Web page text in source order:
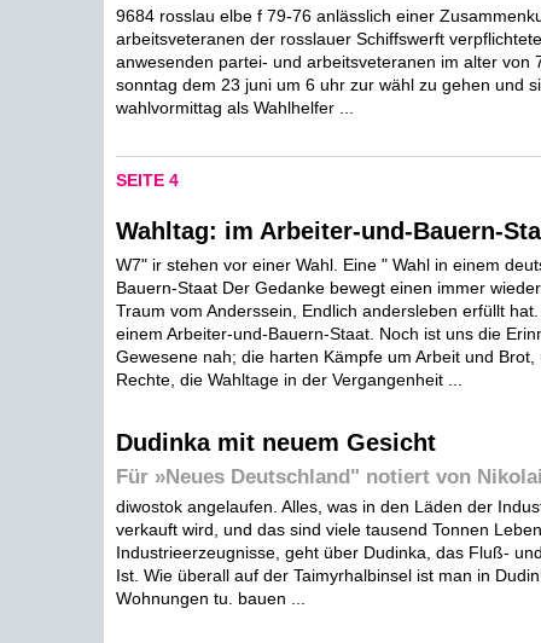
9684 rosslau elbe f 79-76 anlässlich einer
arbeitsveteranen der rosslauer Schiffswerft
anwesenden partei- und arbeitsveteranen im alter von
sonntag dem 23 juni um 6 uhr zur wähl zu gehen und
wahlvormittag als Wahlhelfer ...
SEITE 4
Wahltag: im Arbeiter-und-Bauern-
W7" ir stehen vor einer Wahl. Eine " Wahl in einem
Bauern-Staat Der Gedanke bewegt einen immer
Traum vom Anderssein, Endlich andersleben erfüllt
einem Arbeiter-und-Bauern-Staat. Noch ist uns die
Gewesene nah; die harten Kämpfe um Arbeit und
Rechte, die Wahltage in der Vergangenheit ...
Dudinka mit neuem Gesicht
Für »Neues Deutschland" notiert von
diwostok angelaufen. Alles, was in den Läden der
verkauft wird, und das sind viele tausend Tonnen
Industrieerzeugnisse, geht über Dudinka, das Fluß-
Ist. Wie überall auf der Taimyrhalbinsel ist man in
Wohnungen tu. bauen ...